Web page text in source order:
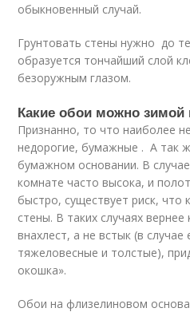
обыкновенный случай.
Грунтовать стены нужно до
образуется тончайший слой
безоружным глазом.
Какие обои можно зимой
Признанно, то что наиболее
недорогие, бумажные . А так
бумажном основании. В
комнате часто высока, и
быстро, существует риск, что
стены. В таких случаях
внахлест, а не встык (в случае
тяжеловесные и толстые),
окошка».
Обои на флизелиновом